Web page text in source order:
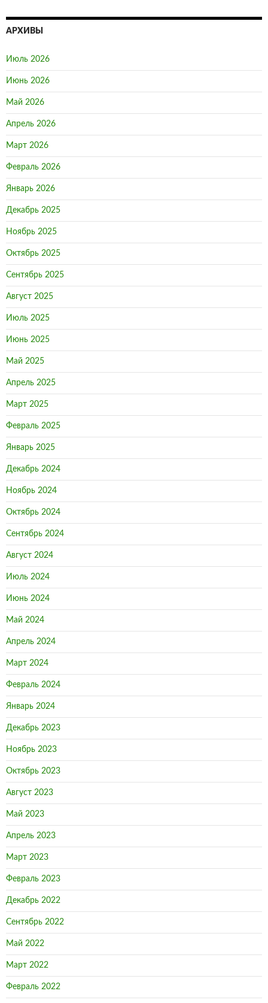
АРХИВЫ
Июль 2026
Июнь 2026
Май 2026
Апрель 2026
Март 2026
Февраль 2026
Январь 2026
Декабрь 2025
Ноябрь 2025
Октябрь 2025
Сентябрь 2025
Август 2025
Июль 2025
Июнь 2025
Май 2025
Апрель 2025
Март 2025
Февраль 2025
Январь 2025
Декабрь 2024
Ноябрь 2024
Октябрь 2024
Сентябрь 2024
Август 2024
Июль 2024
Июнь 2024
Май 2024
Апрель 2024
Март 2024
Февраль 2024
Январь 2024
Декабрь 2023
Ноябрь 2023
Октябрь 2023
Август 2023
Май 2023
Апрель 2023
Март 2023
Февраль 2023
Декабрь 2022
Сентябрь 2022
Май 2022
Март 2022
Февраль 2022